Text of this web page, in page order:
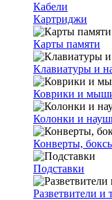
Кабели
Картриджи
Карты памяти
Клавиатуры и
Коврики и
Колонки и
Конверты,
Подставки
Разветвители и